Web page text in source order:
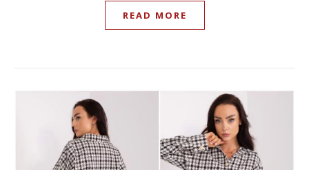
READ MORE